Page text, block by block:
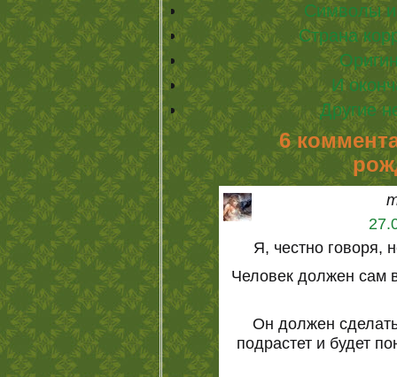
Символы и
Страна
И
Другие
6
Я, честно говоря,
Человек должен сам
Он должен сделать
подрастет и будет